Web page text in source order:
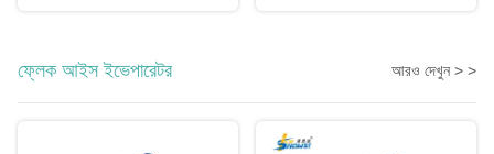
ফ্লেক আইস ইভেপারেটর আরও দেখুন > >